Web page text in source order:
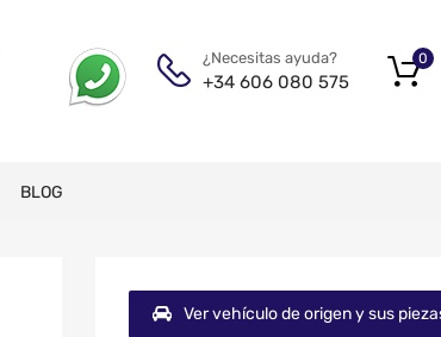
¿Necesitas ayuda?
+34 606 080 575
0
BLOG
Ver vehículo de origen y sus